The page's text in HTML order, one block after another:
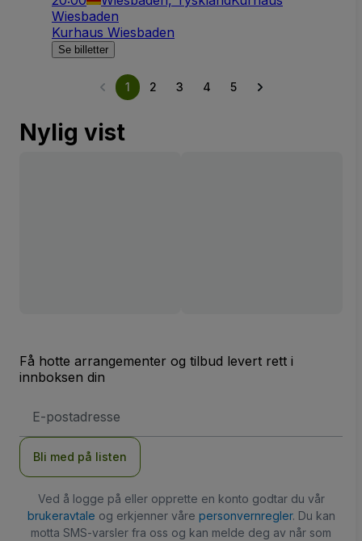
Wiesbaden
Kurhaus Wiesbaden
Se billetter
1 2 3 4 5
Nylig vist
Få hotte arrangementer og tilbud levert rett i
innboksen din
postadresse
Bli med på listen
Ved å logge på eller opprette en konto godtar du vår
brukeravtale og erkjenner våre personvernregler. Du kan
motta SMS-varsler fra oss og kan melde deg av når som